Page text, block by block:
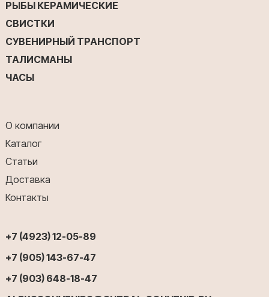
РЫБЫ КЕРАМИЧЕСКИЕ
СВИСТКИ
СУВЕНИРНЫЙ ТРАНСПОРТ
ТАЛИСМАНЫ
ЧАСЫ
О компании
Каталог
Статьи
Доставка
Контакты
+7 (4923) 12-05-89
+7 (905) 143-67-47
+7 (903) 648-18-47